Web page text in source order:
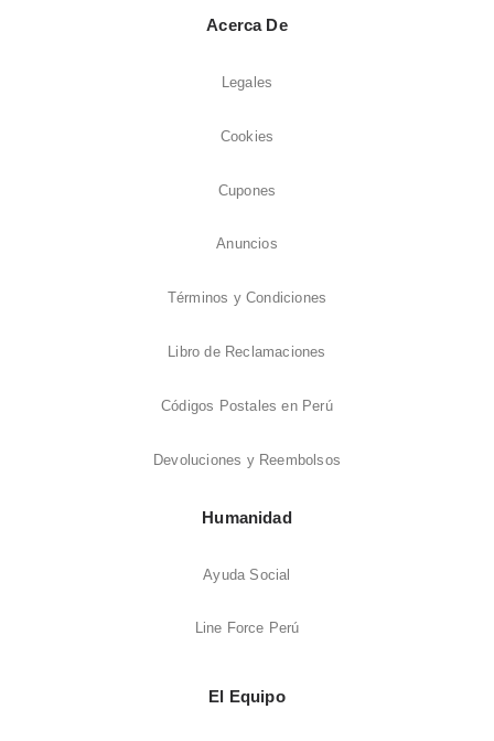
Acerca De
Legales
Cookies
Cupones
Anuncios
Términos y Condiciones
Libro de Reclamaciones
Códigos Postales en Perú
Devoluciones y Reembolsos
Humanidad
Ayuda Social
Line Force Perú
El Equipo